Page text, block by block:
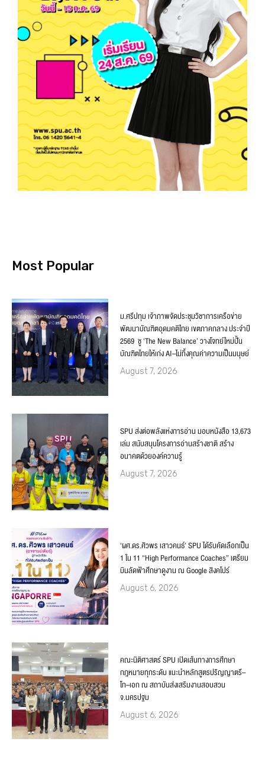
Most Popular
ม.ศรีปทุม เจ้าภาพจัดประชุมวิชาการเครือข่าย
พัฒนาบัณฑิตอุดมคติไทย เขตภาคกลาง ประจำปี
2569 ชู ‘The New Balance’ วางโจทย์ใหม่ปั้น
บัณฑิตไทยให้เก่ง AI–ไม่ทิ้งคุณค่าความเป็นมนุษย์
August 7, 2026
SPU ส่งต่อพลังแห่งการอ่าน มอบหนังสือ 13,673
เล่ม สนับสนุนโครงการอ่านสร้างชาติ สร้าง
อนาคตด้วยองค์ความรู้
August 7, 2026
‘ผศ.ดร.ศิวพร เสาวคนธ์’ SPU ได้รับคัดเลือกเป็น
1 ใน 11 “High Performance Coaches” เตรียม
บินลัดฟ้าศึกษาดูงาน ณ Google สิงคโปร์
August 6, 2026
คณะนิติศาสตร์ SPU เปิดเส้นทางการศึกษา
กฎหมายทุกระดับ แนะนำหลักสูตรปริญญาตรี–
โท–เอก ณ สถาบันส่งเสริมงานสอบสวน
จ.นครปฐม
August 6, 2026